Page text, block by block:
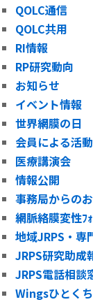
QOLC通信
QOLC共用
RI情報
RP研究動向
お知らせ
イベント情報
世界網膜の日
会員による活
医療講演会
情報公開
事務局からの
網脈絡膜変性ﾌ
地域JRPS・専
JRPS研究助成
JRPS電話相談
Wingsひとく